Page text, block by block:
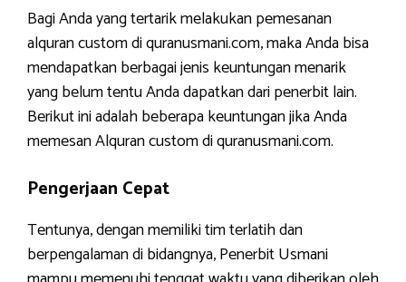
Bagi Anda yang tertarik melakukan pemesanan
alquran custom di quranusmani.com, maka Anda bisa
mendapatkan berbagai jenis keuntungan menarik
yang belum tentu Anda dapatkan dari penerbit lain.
Berikut ini adalah beberapa keuntungan jika Anda
memesan Alquran custom di quranusmani.com.
Pengerjaan Cepat
Tentunya, dengan memiliki tim terlatih dan
berpengalaman di bidangnya, Penerbit Usmani